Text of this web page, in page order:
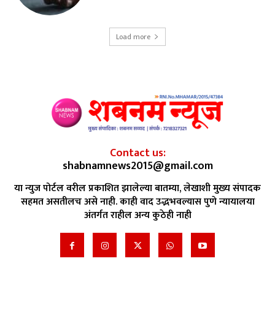
Load more
Contact us:
shabnamnews2015@gmail.com
या न्युज पोर्टल वरील प्रकाशित झालेल्या बातम्या, लेखाशी मुख्य संपादक
सहमत असतीलच असे नाही. काही वाद उद्भभवल्यास पुणे न्यायालया
अंतर्गत राहील अन्य कुठेही नाही